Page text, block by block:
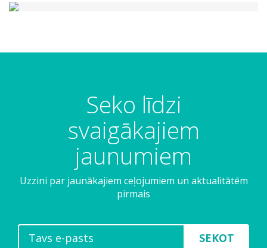
Seko līdzi
svaigākajiem
jaunumiem
Uzzini par jaunākajiem ceļojumiem un aktualitātēm
pirmais
SEKOT